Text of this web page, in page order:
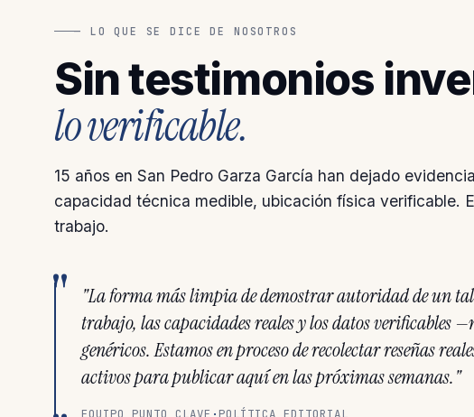
— LO QUE SE DICE DE NOSOTROS
Sin testimonios
lo verificable.
15 años en San Pedro Garza García han dejado
capacidad técnica medible, ubicación física verificable.
trabajo.
"La forma más limpia de demostrar autoridad de un
trabajo, las capacidades reales y los datos verificables
genéricos. Estamos en proceso de recolectar reseñas
activos para publicar aquí en las próximas semanas."
EQUIPO PUNTO CLAVE · POLÍTICA EDITORIAL